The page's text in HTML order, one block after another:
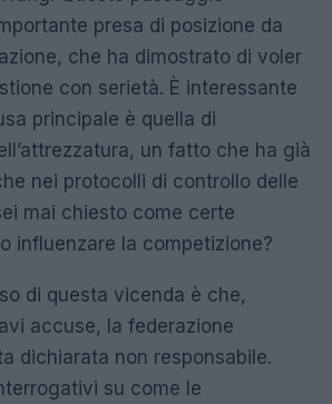
presa di posizione da
che ha dimostrato di voler
con serietà. È interessante
principale è quella di
un fatto che ha già
nei protocolli di controllo delle
mai chiesto come certe
influenzare la competizione?
di questa vicenda è che,
accuse, la federazione
dichiarata non responsabile.
su come le